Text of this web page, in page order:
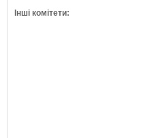
Інші комітети: